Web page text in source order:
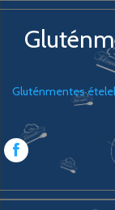
Gluténmentes